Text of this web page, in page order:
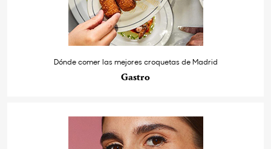
Dónde comer las mejores croquetas de Madrid
Gastro